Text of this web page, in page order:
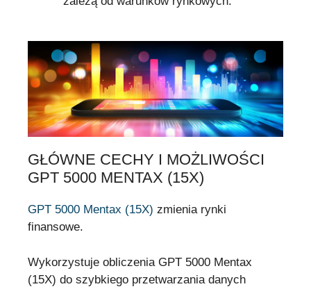
GŁÓWNE CECHY I MOŻLIWOŚCI
GPT 5000 MENTAX (15X)
GPT 5000 Mentax (15X) zmienia rynki
finansowe.
Wykorzystuje obliczenia GPT 5000 Mentax
(15X) do szybkiego przetwarzania danych